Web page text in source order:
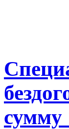
сумму